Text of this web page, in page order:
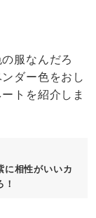
服なんだろ
ダー色をおし
トを紹介しま
に相性がいいカ